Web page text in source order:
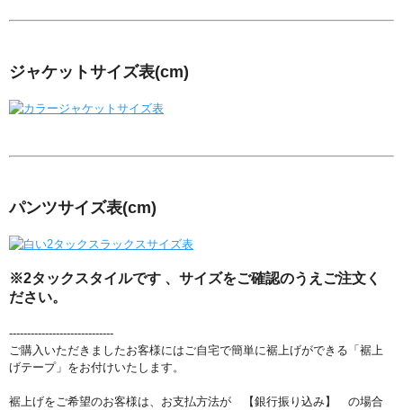
ジャケットサイズ表(cm)
パンツサイズ表(cm)
※2タックスタイルです 、サイズをご確認のうえご注文く
ださい。
-----------------------------
ご購入いただきましたお客様にはご自宅で簡単に裾上げができる「裾上
げテープ」をお付けいたします。
裾上げをご希望のお客様は、お支払方法が 【銀行振り込み】 の場合